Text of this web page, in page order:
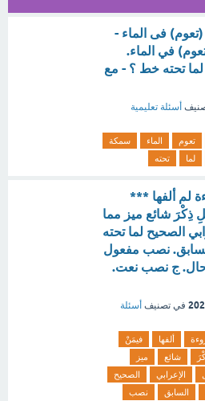
فى الماء -
في الماء.
لما تحته خط ؟ - مع
أسئلة تعليمية
تعوم الماء
سمكة
لما تحته
لم ألفها ***
ذِكْرَ شائع ميز مما
الصحيح لما تحته
نصب مفعول
ج نصب نعت.
في تصنيف أسئلة
ألفها
فيمَنْ
شائع
ميز
الإعرابي
الصحيح
السابق
نصب